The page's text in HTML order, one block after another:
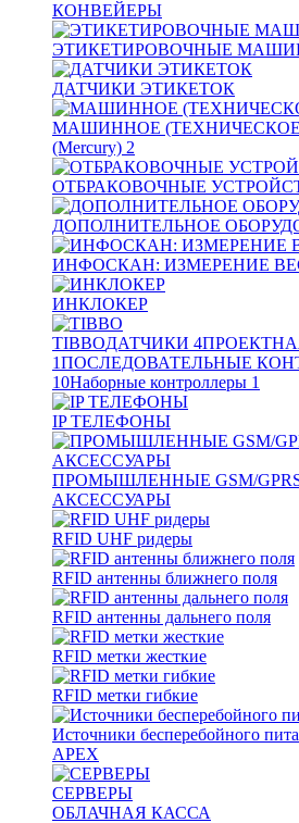
КОНВЕЙЕРЫ
ЭТИКЕТИРОВОЧНЫЕ
ДАТЧИКИ ЭТИКЕТОК
МАШИННОЕ
(Mercury) 2
ОТБРАКОВОЧНЫЕ
ДОПОЛНИТЕЛЬНОЕ
ИНФОСКАН: ИЗМЕРЕНИЕ
ИНКЛОКЕР
TIBBOДАТЧИКИ 4
1ПОСЛЕДОВАТЕЛЬНЫЕ
10Наборные контроллеры 1
IP ТЕЛЕФОНЫ
ПРОМЫШЛЕННЫЕ GSM/
АКСЕССУАРЫ
RFID UHF ридеры
RFID антенны ближнего поля
RFID антенны дальнего поля
RFID метки жесткие
RFID метки гибкие
Источники бесперебойного
APEX
СЕРВЕРЫ
ОБЛАЧНАЯ КАССА